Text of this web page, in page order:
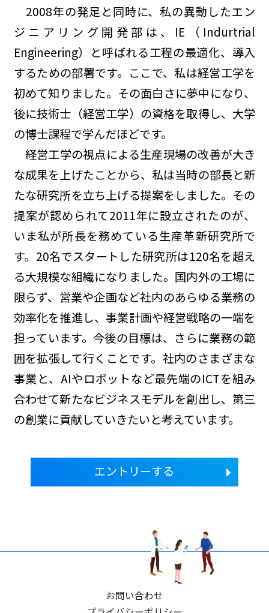
2008年の発足と同時に、私の異動したエン
ジニアリング開発部は、IE（Indurtrial
Engineering）と呼ばれる工程の最適化、導入
するための部署です。ここで、私は経営工学を
初めて知りました。その面白さに夢中になり、
後に技術士（経営工学）の資格を取得し、大学
の博士課程で学んだほどです。
経営工学の視点による生産現場の改善が大き
な成果を上げたことから、私は当時の部長と新
たな研究所を立ち上げる提案をしました。その
提案が認められて2011年に設立されたのが、
いま私が所長を務めている生産革新研究所で
す。20名でスタートした研究所は120名を超え
る大規模な組織になりました。国内外の工場に
限らず、営業や企画など社内のあらゆる業務の
効率化を推進し、事業計画や経営戦略の一端を
担っています。今後の目標は、さらに業務の範
囲を拡張して行くことです。社内のさまざまな
事業と、AIやロボットなど最先端のICTを組み
合わせて新たなビジネスモデルを創出し、第三
の創業に貢献していきたいと考えています。
エントリーする
お問い合わせ